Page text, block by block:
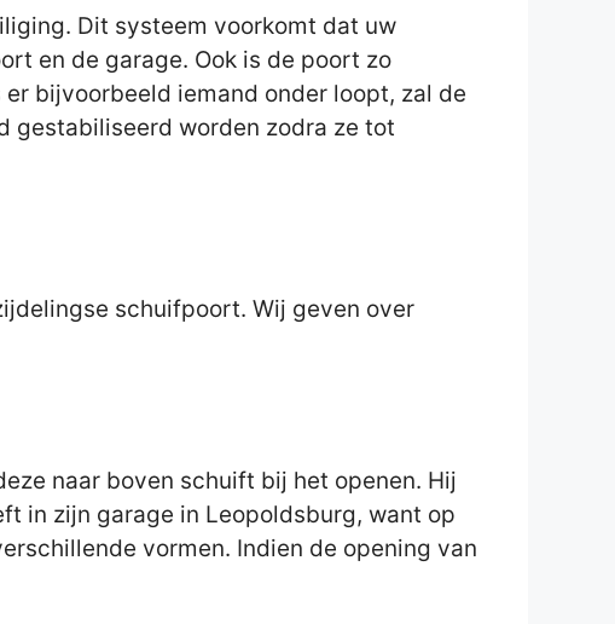
Dit systeem voorkomt dat uw
en de garage. Ook is de poort zo
bijvoorbeeld iemand onder loopt, zal de
gestabiliseerd worden zodra ze tot
schuifpoort. Wij geven over
naar boven schuift bij het openen. Hij
in zijn garage in Leopoldsburg, want op
vormen. Indien de opening van